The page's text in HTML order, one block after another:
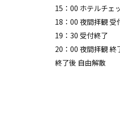
15：00 ホテルチェ
18：00 夜間拝観
19：30 受付終了
20：00 夜間拝観 終
終了後 自由解散